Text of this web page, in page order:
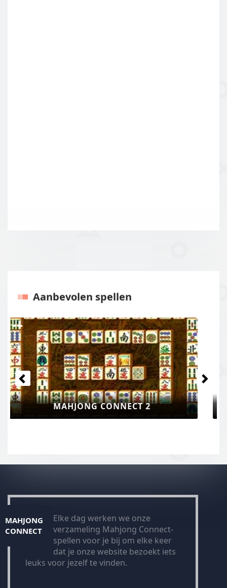
Aanbevolen spellen
MAHJONG CONNECT 3
Vorige
MAHJONG
CONNECT
Elke dag werken we onze
verzameling Mahjong Connect-
spellen voor je bij om elke keer
dat je onze website bezoekt iets
leuks voor jezelf te vinden.